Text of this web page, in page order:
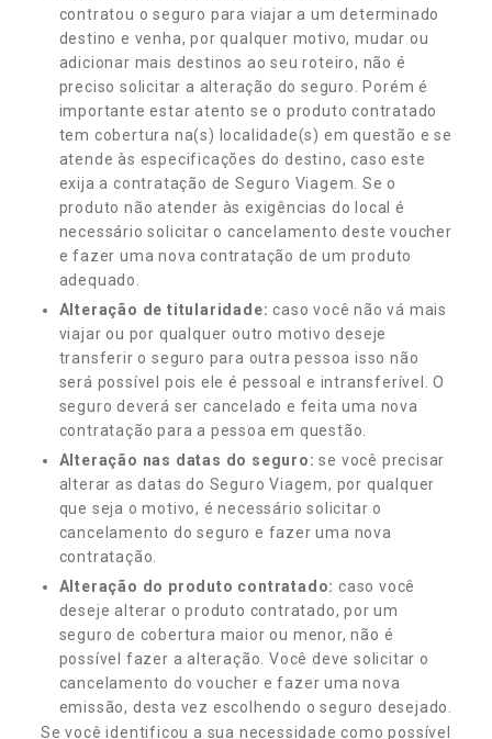
contratou o seguro para viajar a um determinado
destino e venha, por qualquer motivo, mudar ou
adicionar mais destinos ao seu roteiro, não é
preciso solicitar a alteração do seguro. Porém é
importante estar atento se o produto contratado
tem cobertura na(s) localidade(s) em questão e se
atende às especificações do destino, caso este
exija a contratação de Seguro Viagem. Se o
produto não atender às exigências do local é
necessário solicitar o cancelamento deste voucher
e fazer uma nova contratação de um produto
adequado.
Alteração de titularidade: caso você não vá mais
viajar ou por qualquer outro motivo deseje
transferir o seguro para outra pessoa isso não
será possível pois ele é pessoal e intransferível. O
seguro deverá ser cancelado e feita uma nova
contratação para a pessoa em questão.
Alteração nas datas do seguro: se você precisar
alterar as datas do Seguro Viagem, por qualquer
que seja o motivo, é necessário solicitar o
cancelamento do seguro e fazer uma nova
contratação.
Alteração do produto contratado: caso você
deseje alterar o produto contratado, por um
seguro de cobertura maior ou menor, não é
possível fazer a alteração. Você deve solicitar o
cancelamento do voucher e fazer uma nova
emissão, desta vez escolhendo o seguro desejado.
Se você identificou a sua necessidade como possível